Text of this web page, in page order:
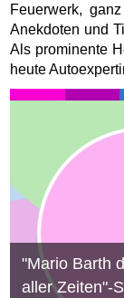
Feuerwerk,
Anekdoten und
Als prominente
heute
"Mario Barth
aller Zeiten"-